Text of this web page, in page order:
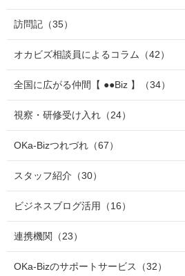
訪問記 （35）
オカビズ相談員によるコラム （42）
全国に広がる仲間【 ●●Biz 】 （34）
視察・研修受け入れ （24）
OKa-Bizつれづれ （67）
スタッフ紹介 （30）
ビジネスブログ活用 （16）
連携機関 （23）
OKa-Bizのサポートサービス （32）